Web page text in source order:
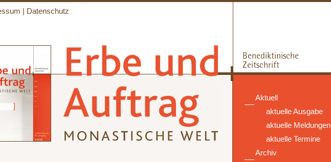
Datenschutz
Aktuell
aktuelle Ausgabe
aktuelle Meldungen
aktuelle Termine
Archiv